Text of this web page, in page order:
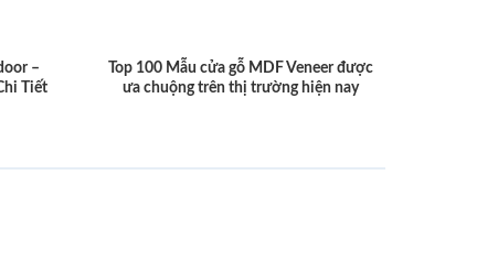
–
Tiết
Top 100 Mẫu cửa gỗ MDF Veneer được
ưa chuộng trên thị trường hiện nay